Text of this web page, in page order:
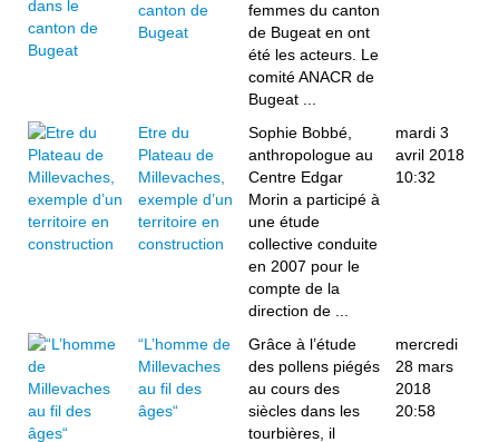
canton de
Bugeat
femmes du canton
de Bugeat en ont
été les acteurs. Le
comité ANACR de
Bugeat ...
Etre du
Plateau de
Millevaches,
exemple d’un
territoire en
construction
Sophie Bobbé,
anthropologue au
Centre Edgar
Morin a participé à
une étude
collective conduite
en 2007 pour le
compte de la
direction de ...
mardi 3
avril 2018
10:32
“L’homme de
Millevaches
au fil des
âges“
Grâce à l’étude
des pollens piégés
au cours des
siècles dans les
tourbières, il
mercredi
28 mars
2018
20:58